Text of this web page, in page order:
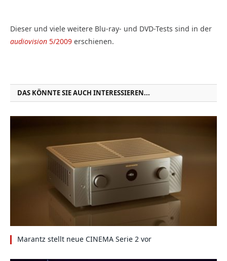
Dieser und viele weitere Blu-ray- und DVD-Tests sind in der
audiovision 5/2009 erschienen.
DAS KÖNNTE SIE AUCH INTERESSIEREN...
Marantz stellt neue CINEMA Serie 2 vor